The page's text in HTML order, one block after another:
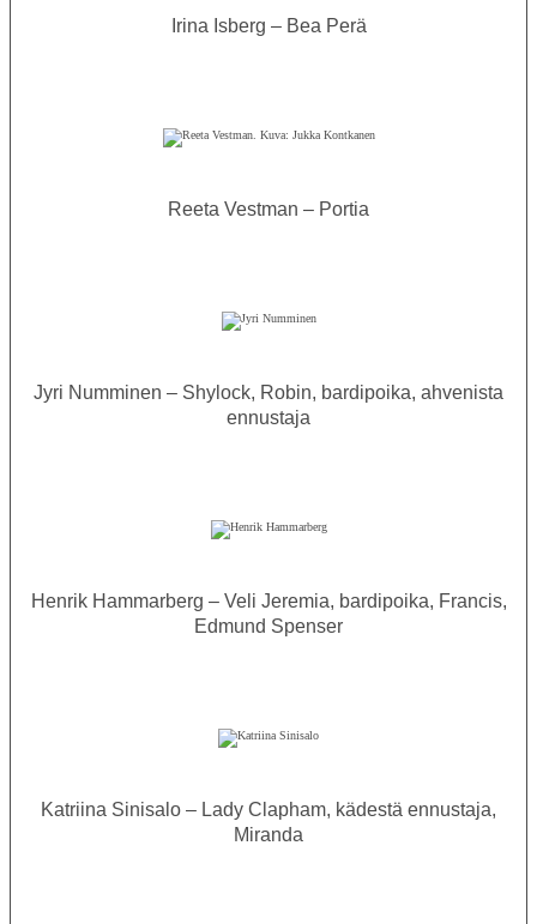
Irina Isberg – Bea Perä
Reeta Vestman – Portia
Jyri Numminen – Shylock, Robin, bardipoika, ahvenista
ennustaja
Henrik Hammarberg – Veli Jeremia, bardipoika, Francis,
Edmund Spenser
Katriina Sinisalo – Lady Clapham, kädestä ennustaja,
Miranda